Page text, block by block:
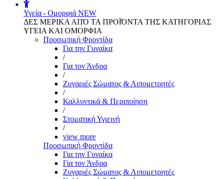
Υγεία - Ομορφιά NEW
ΔΕΣ ΜΕΡΙΚΑ ΑΠΌ ΤΑ ΠΡΟΪΌΝΤΑ ΤΗΣ ΚΑΤΗΓΟΡΙΑΣ
ΥΓΕΙΑ ΚΑΙ ΟΜΟΡΦΙΑ
Προσωπική Φροντίδα
Για την Γυναίκα
/
Για τον Άνδρα
/
Ζυγαριές Σώματος & Λιπομετρητές
/
Καλλυντικά & Περιποίηση
/
Στοματική Υγιεινή
/
view more
Προσωπική Φροντίδα
Για την Γυναίκα
Για τον Άνδρα
Ζυγαριές Σώματος & Λιπομετρητές